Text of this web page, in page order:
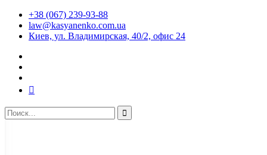
+38 (067) 239-93-88
law@kasyanenko.com.ua
Киев, ул. Владимирская, 40/2, офис 24